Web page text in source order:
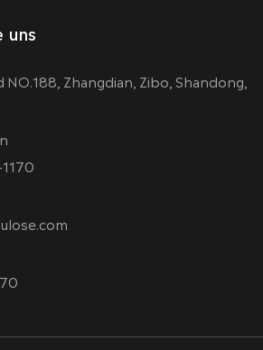
uns
NO.188, Zhangdian, Zibo, Shandong,